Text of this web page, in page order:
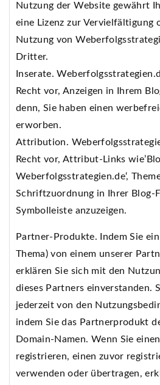
Nutzung der Website gewährt
eine Lizenz zur Vervielfältigung
Nutzung von
Dritter.
Inserate.
Recht vor, Anzeigen in Ihrem
denn, Sie haben einen
erworben.
Attribution.
Recht vor, Attribut-Links
Weberfolgsstrategien.de‘,
Schriftzuordnung in Ihrer Blog-
Symbolleiste anzuzeigen.
Partner-Produkte. Indem Sie
Thema) von einem unserer
erklären Sie sich mit den
dieses Partners einverstanden.
jederzeit von den
indem Sie das Partnerprodukt
Domain-Namen. Wenn Sie
registrieren, einen zuvor
verwenden oder übertragen,